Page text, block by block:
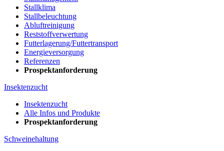
Stallklima
Stallbeleuchtung
Abluftreinigung
Reststoffverwertung
Futterlagerung/Futtertransport
Energieversorgung
Referenzen
Prospektanforderung
Insektenzucht
Insektenzucht
Alle Infos und Produkte
Prospektanforderung
Schweinehaltung